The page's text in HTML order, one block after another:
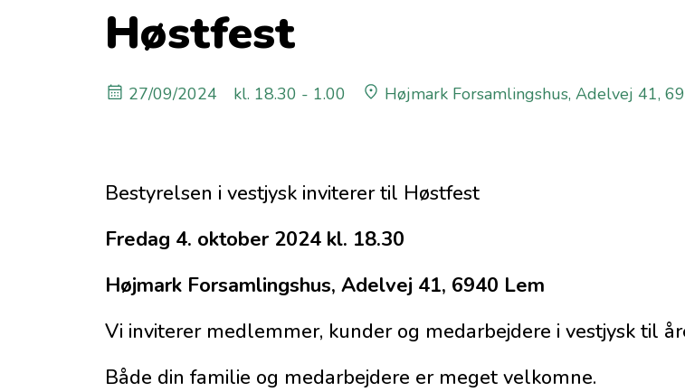
Høstfest
27/09/2024 kl. 18.30 - 1.00 Højmark Forsamlingshus, Adelvej 41,
Bestyrelsen i vestjysk inviterer til Høstfest
Fredag 4. oktober 2024 kl. 18.30
Højmark Forsamlingshus, Adelvej 41, 6940 Lem
Vi inviterer medlemmer, kunder og medarbejdere i vestjysk til
Både din familie og medarbejdere er meget velkomne.